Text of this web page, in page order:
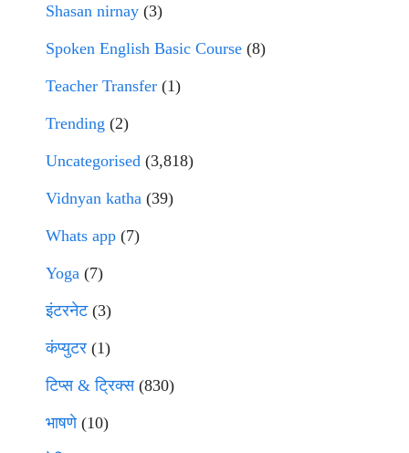
Shasan nirnay (3)
Spoken English Basic Course (8)
Teacher Transfer (1)
Trending (2)
Uncategorised (3,818)
Vidnyan katha (39)
Whats app (7)
Yoga (7)
इंटरनेट(3)
कंप्युटर (1)
टिप्स & ट्रिक्स(830)
भाषणे(10)